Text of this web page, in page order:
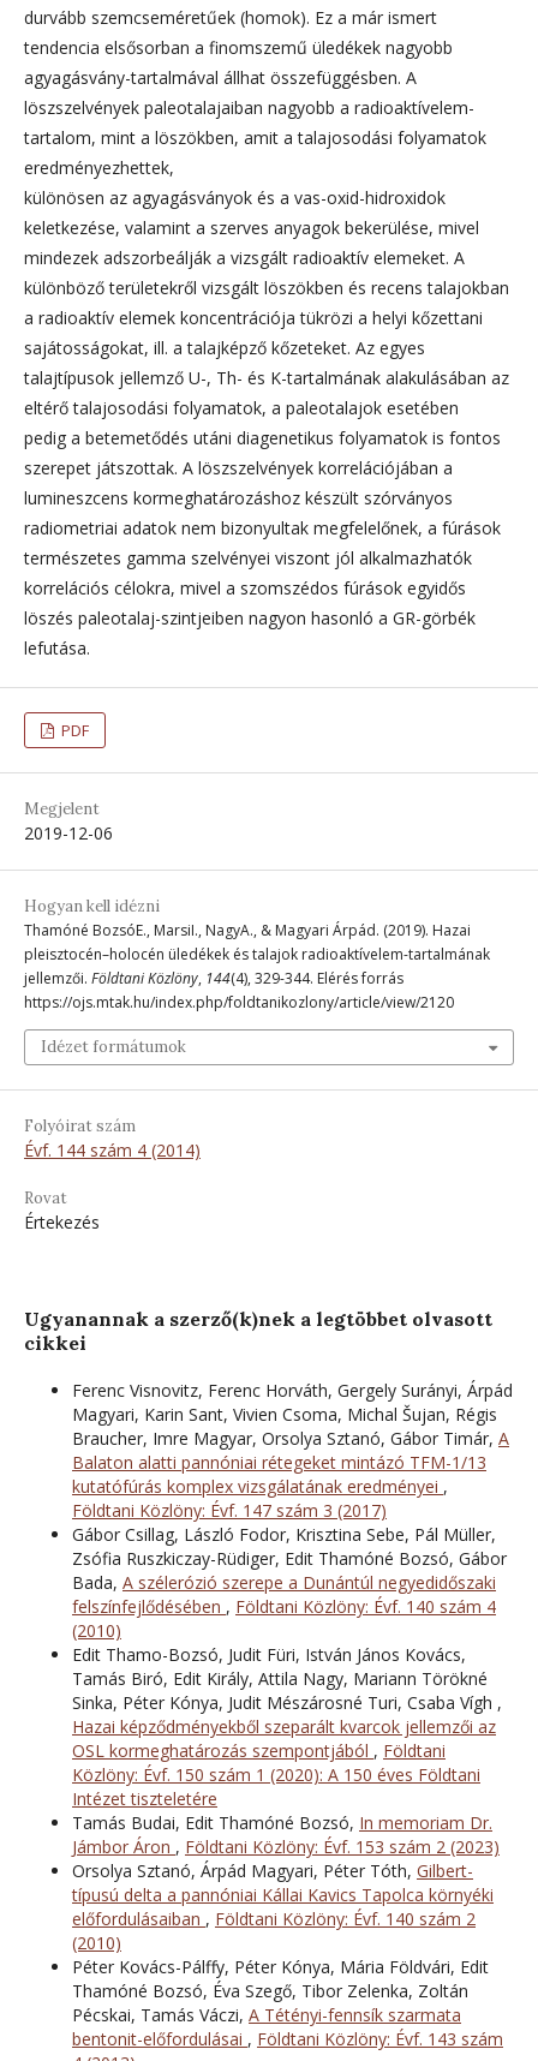
durvább szemcseméretűek (homok). Ez a már ismert
tendencia elsősorban a finomszemű üledékek nagyobb
agyagásvány-tartalmával állhat összefüggésben. A
löszszelvények paleotalajaiban nagyobb a radioaktívelem-
tartalom, mint a löszökben, amit a talajosodási folyamatok
eredményezhettek,
különösen az agyagásványok és a vas-oxid-hidroxidok
keletkezése, valamint a szerves anyagok bekerülése, mivel
mindezek adszorbeálják a vizsgált radioaktív elemeket. A
különböző területekről vizsgált löszökben és recens talajokban
a radioaktív elemek koncentrációja tükrözi a helyi kőzettani
sajátosságokat, ill. a talajképző kőzeteket. Az egyes
talajtípusok jellemző U-, Th- és K-tartalmának alakulásában az
eltérő talajosodási folyamatok, a paleotalajok esetében
pedig a betemetődés utáni diagenetikus folyamatok is fontos
szerepet játszottak. A löszszelvények korrelációjában a
lumineszcens kormeghatározáshoz készült szórványos
radiometriai adatok nem bizonyultak megfelelőnek, a fúrások
természetes gamma szelvényei viszont jól alkalmazhatók
korrelációs célokra, mivel a szomszédos fúrások egyidős
löszés paleotalaj-szintjeiben nagyon hasonló a GR-görbék
lefutása.
PDF
Megjelent
2019-12-06
Hogyan kell idézni
Thamóné BozsóE., MarsiI., NagyA., & Magyari Árpád. (2019). Hazai
pleisztocén–holocén üledékek és talajok radioaktívelem-tartalmának
jellemzői. Földtani Közlöny, 144(4), 329-344. Elérés forrás
https://ojs.mtak.hu/index.php/foldtanikozlony/article/view/2120
Idézet formátumok
Folyóirat szám
Évf. 144 szám 4 (2014)
Rovat
Értekezés
Ugyanannak a szerző(k)nek a legtöbbet olvasott
cikkei
Ferenc Visnovitz, Ferenc Horváth, Gergely Surányi, Árpád
Magyari, Karin Sant, Vivien Csoma, Michal Šujan, Régis
Braucher, Imre Magyar, Orsolya Sztanó, Gábor Timár, A
Balaton alatti pannóniai rétegeket mintázó TFM-1/13
kutatófúrás komplex vizsgálatának eredményei ,
Földtani Közlöny: Évf. 147 szám 3 (2017)
Gábor Csillag, László Fodor, Krisztina Sebe, Pál Müller,
Zsófia Ruszkiczay-Rüdiger, Edit Thamóné Bozsó, Gábor
Bada, A szélerózió szerepe a Dunántúl negyedidőszaki
felszínfejlődésében , Földtani Közlöny: Évf. 140 szám 4
(2010)
Edit Thamo-Bozsó, Judit Füri, István János Kovács,
Tamás Biró, Edit Király, Attila Nagy, Mariann Törökné
Sinka, Péter Kónya, Judit Mészárosné Turi, Csaba Vígh ,
Hazai képződményekből szeparált kvarcok jellemzői az
OSL kormeghatározás szempontjából , Földtani
Közlöny: Évf. 150 szám 1 (2020): A 150 éves Földtani
Intézet tiszteletére
Tamás Budai, Edit Thamóné Bozsó, In memoriam Dr.
Jámbor Áron , Földtani Közlöny: Évf. 153 szám 2 (2023)
Orsolya Sztanó, Árpád Magyari, Péter Tóth, Gilbert-
típusú delta a pannóniai Kállai Kavics Tapolca környéki
előfordulásaiban , Földtani Közlöny: Évf. 140 szám 2
(2010)
Péter Kovács-Pálffy, Péter Kónya, Mária Földvári, Edit
Thamóné Bozsó, Éva Szegő, Tibor Zelenka, Zoltán
Pécskai, Tamás Váczi, A Tétényi-fennsík szarmata
bentonit-előfordulásai , Földtani Közlöny: Évf. 143 szám